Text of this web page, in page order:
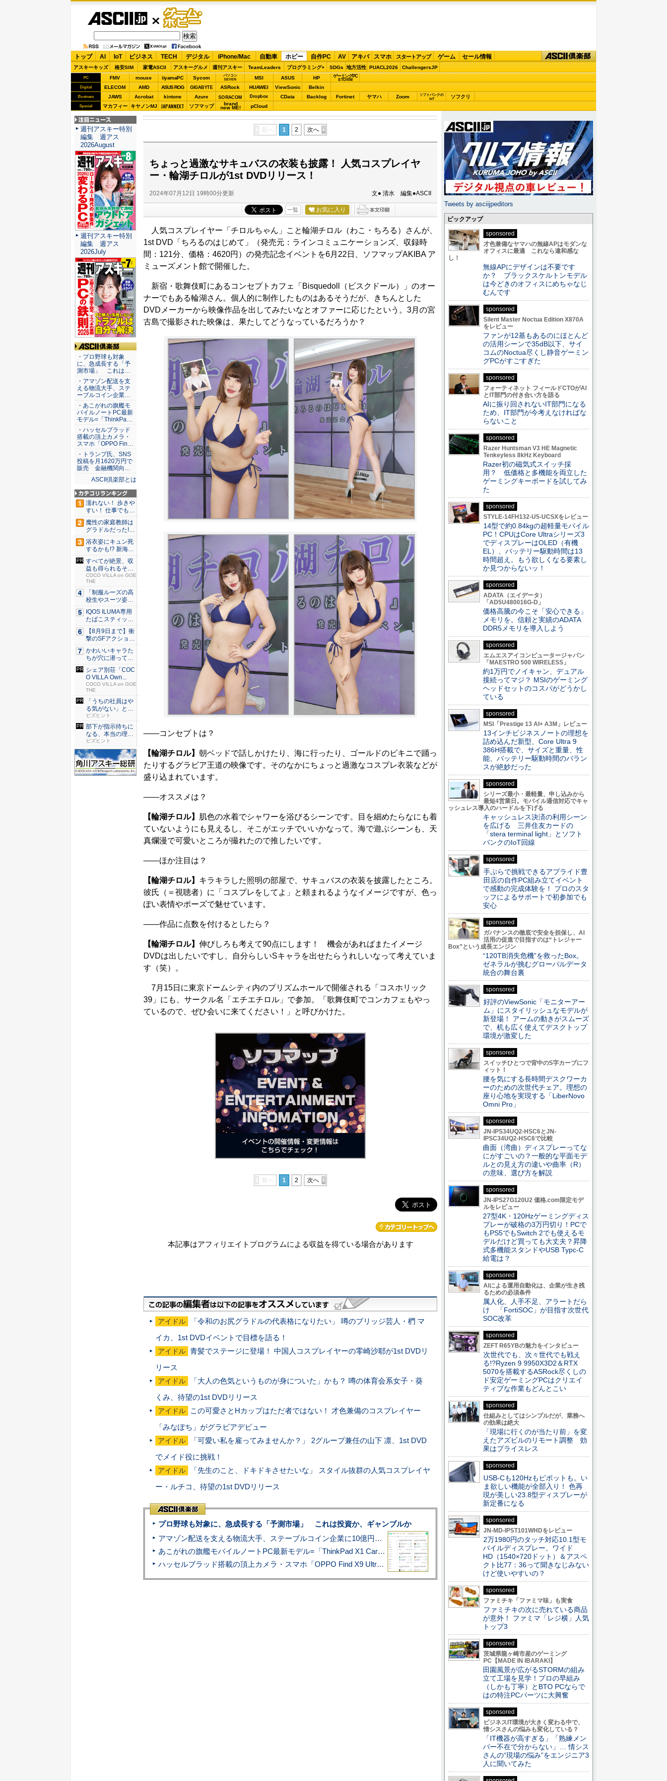
ゲーム・
ホビー
トップ AI IoT ビジネス TECH デジタル iPhone/Mac 自動車 ホビー 自作PC AV アキバ スマホ スタートアップ ゲーム セール情報
アスキーキッズ 格安SIM 家電ASCII アスキーグルメ 週刊アスキー TeamLeaders プログラミング+ SDGs 地方活性 PUACL2026 ChallengersJP
PC FMV mouse iiyamaPC Sycom
パソコン
SEVEN
MSI ASUS HP ゲーミングPC
STORM
Digital ELECOM AMD ASUS ROG GIGABYTE ASRock HUAWEI ViewSonic Belkin
Business JAWS Acrobat kintone Azure SORACOM Dropbox CData Backlog Fortinet ヤマハ Zoom
ソフトバンクの
IoT
ソフクリ
Special マカフィー キヤノンMJ JAPANNEXT ソフマップ brand
new ME! pCloud
前へ 1 2 次へ
ちょっと過激なサキュバスの衣装も披露！ 人気コスプレイヤ
ー・輪湖チロルが1st DVDリリース！
2024年07月12日 19時00分更新 文● 清水 編集●ASCII
一覧 お気に入り
人気コスプレイヤー「チロルちゃん」こと輪湖チロル（わこ・ちろる）さんが、
1st DVD「ちろるのはじめて」（発売元：ラインコミュニケーションズ、収録時
間：121分、価格：4620円）の発売記念イベントを6月22日、ソフマップAKIBA ア
ミューズメント館で開催した。
新宿・歌舞伎町にあるコンセプトカフェ「Bisquedoll（ビスクドール）」のオー
ナーでもある輪湖さん。個人的に制作したものはあるそうだが、きちんとした
DVDメーカーから映像作品を出してみたいなとオファーに応じたという。3月の宮
古島で撮影された映像は、果たしてどうなっているだろうか？
――コンセプトは？
【輪湖チロル】 朝ベッドで話しかけたり、海に行ったり、ゴールドのビキニで踊っ
たりするグラビア王道の映像です。そのなかにちょっと過激なコスプレ衣装などが
盛り込まれています。
――オススメは？
【輪湖チロル】 肌色の水着でシャワーを浴びるシーンです。目を細めたらなにも着
ていないようにも見えるし、そこがエッチでいいかなって。海で遊ぶシーンも、天
真爛漫で可愛いところが撮れたので推したいです。
――ほか注目は？
【輪湖チロル】 キラキラした照明の部屋で、サキュバスの衣装を披露したところ。
彼氏（＝視聴者）に「コスプレをしてよ」と頼まれるようなイメージですが、色っ
ぽい表情やポーズで魅せています。
――作品に点数を付けるとしたら？
【輪湖チロル】 伸びしろも考えて90点にします！ 機会があればまたイメージ
DVDは出したいですし、自分らしいSキャラを出せたらうれしいなって考えていま
す（笑）。
7月15日に東京ドームシティ内のプリズムホールで開催される「コスホリック
39」にも、サークル名「エチエチロル」で参加。「歌舞伎町でコンカフェもやっ
ているので、ぜひ会いに来てください！」と呼びかけた。
前へ 1 2 次へ
本記事はアフィリエイトプログラムによる収益を得ている場合があります
アイドル
「令和のお尻グラドルの代表格になりたい」 噂のブリッジ芸人・椚 マ
イカ、1st DVDイベントで目標を語る！
アイドル 青髪でステージに登場！ 中国人コスプレイヤーの零崎沙耶が1st DVDリ
リース
アイドル
「大人の色気というものが身についた」かも？ 噂の体育会系女子・葵
くみ、待望の1st DVDリリース
アイドル
この可愛さとHカップはただ者ではない！ 才色兼備のコスプレイヤー
「みなぽち」がグラビアデビュー
アイドル
「可愛い私を雇ってみませんか？」 2グループ兼任の山下 凛、1st DVD
でメイド役に挑戦！
アイドル
「先生のこと、ドキドキさせたいな」 スタイル抜群の人気コスプレイヤ
ー・ルチコ、待望の1st DVDリリース
プロ野球も対象に、急成長する「予測市場」 これは投資か、ギャンブルか
アマゾン配送を支える物流大手、ステーブルコイン企業に10億円投資のワケ
あこがれの旗艦モバイルノートPC最新モデル=「ThinkPad X1 Carbon Gen 14 Aura Edition」実機レビュー
ハッセルブラッド搭載の頂上カメラ・スマホ「OPPO Find X9 Ultra」実写レビュー=プロが本気で徹底撮影しました!!
注目ニュース
週刊アスキー特別
編集 週アス
2026August
週刊アスキー特別
編集 週アス
2026July
ASCII倶楽部
・プロ野球も対象
に、急成長する「予
測市場」 これは…
・アマゾン配送を支
える物流大手、ステ
ーブルコイン企業…
・あこがれの旗艦モ
バイルノートPC最新
モデル=「ThinkPa…
・ハッセルブラッド
搭載の頂上カメラ・
スマホ「OPPO Fin…
・トランプ氏、SNS
投稿を月1620万円で
販売 金融機関向…
ASCII倶楽部とは
濡れない！ 歩きや
すい！ 仕事でも履
ける...
魔性の家庭教師は
グラドルだった!?
村雨...
浴衣姿にキュン死
するかも!? 新海ま
きが...
すべてが絶景、収
益も得られるその
仕組みと...
COCO VILLA on GOE
THE
「制服ルーズの高
校生やスーツ姿の
OLを演...
IQOS ILUMA専用
たばこスティッ
ク...
【8月9日まで】衝
撃のSFアクション
『G...
かわいいキャラた
ちが穴に潜ってひ
どい目に...
シェア別荘「COC
O VILLA Own...
COCO VILLA on GOE
THE
「うちの社員はや
る気がない」と嘆
くリーダ...
ビズヒント
部下が指示待ちに
なる、本当の理
由。23年...
ビズヒント
Tweets by asciijpeditors
ピックアップ
sponsored
才色兼備なヤマハの無線APはモダンな
オフィスに最適 これなら違和感な
し！
無線APにデザインは不要です
か？ ブラックスケルトンモデル
は今どきのオフィスにめちゃなじ
むんです
sponsored
Silent Master Noctua Edition X870A
をレビュー
ファンが12基もあるのにほとんど
の活用シーンで35dB以下、サイ
コムのNoctua尽くし静音ゲーミン
グPCがすごすぎた
sponsored
フォーティネット フィールドCTOがAI
とIT部門の付き合い方を語る
AIに振り回されないIT部門になる
ため、IT部門が今考えなければな
らないこと
sponsored
Razer Huntsman V3 HE Magnetic
Tenkeyless 8kHz Keyboard
Razer初の磁気式スイッチ採
用？ 低価格と多機能を両立した
ゲーミングキーボードを試してみ
た
sponsored
STYLE-14FH132-U5-UCSXをレビュー
14型で約0.84kgの超軽量モバイル
PC！CPUはCore Ultraシリーズ3
でディスプレーはOLED（有機
EL）、バッテリー駆動時間は13
時間超え。もう欲しくなる要素し
か見つからないッ！
sponsored
ADATA（エイデータ）
「AD5U480016G-D」
価格高騰の今こそ「安心できる」
メモリを。信頼と実績のADATA
DDR5メモリを導入しよう
sponsored
エムエスアイコンピュータージャパン
「MAESTRO 500 WIRELESS」
約1万円でノイキャン、デュアル
接続ってマジ？ MSIのゲーミング
ヘッドセットのコスパがどうかし
ている
sponsored
MSI「Prestige 13 AI+ A3M」レビュー
13インチビジネスノートの理想を
詰め込んだ新型、Core Ultra 9
386H搭載で、サイズと重量、性
能、バッテリー駆動時間のバラン
スが絶妙だった
sponsored
シリーズ最小・最軽量、申し込みから
最短4営業日。モバイル通信対応でキャ
ッシュレス導入のハードルを下げる
キャッシュレス決済の利用シーン
を広げる 三井住友カードの
「stera terminal light」とソフト
バンクのIoT回線
sponsored
手ぶらで挑戦できるアプライド豊
田店の自作PC組み立てイベント
で感動の完成体験を！ プロのスタ
ッフによるサポートで初参加でも
安心
sponsored
ガバナンスの徹底で安全を担保し、AI
活用の促進で目指すのは“トレジャー
Box”という成長エンジン
“120TB消失危機”を救ったBox。
ゼネラルが挑むグローバルデータ
統合の舞台裏
sponsored
好評のViewSonic「モニターアー
ム」にスタイリッシュなモデルが
新登場！ アームの動きがスムーズ
で、机も広く使えてデスクトップ
環境が激変した
sponsored
スイッチひとつで背中のS字カーブにフ
ィット！
腰を気にする長時間デスクワーカ
ーのための次世代チェア。理想の
座り心地を実現する「LiberNovo
Omni Pro」
sponsored
JN-IPS34UQ2-HSC6とJN-
IPSC34UQ2-HSC6で比較
曲面（湾曲）ディスプレーってな
にがすごいの？一般的な平面モデ
ルとの見え方の違いや曲率（R）
の意味、選び方を解説
sponsored
JN-IPS27G120U2 価格.com限定モデ
ルをレビュー
27型4K・120Hzゲーミングディス
プレーが破格の3万円切り！PCで
もPS5でもSwitch 2でも使えるモ
デルだけど買っても大丈夫？昇降
式多機能スタンドやUSB Typc-C
給電は？
sponsored
AIによる運用自動化は、企業が生き残
るための必須条件
属人化、人手不足、アラートだら
け 「FortiSOC」が目指す次世代
SOC改革
sponsored
ZEFT R65YBの魅力をインタビュー
次世代でも、次々世代でも戦え
る!?Ryzen 9 9950X3D2＆RTX
5070を搭載するASRock尽くしの
ド安定ゲーミングPCはクリエイ
ティブな作業もどんとこい
sponsored
仕組みとしてはシンプルだが、業務へ
の効果は絶大
「現場に行くのが当たり前」を変
えたアズビルのリモート調整 効
果はプライスレス
sponsored
USB-Cも120Hzもピボットも。い
ま欲しい機能が全部入り！ 色再
現が美しい23.8型ディスプレーが
新定番になる
sponsored
JN-MD-IPST101WHDをレビュー
2万1980円のタッチ対応10.1型モ
バイルディスプレー、ワイド
HD（1540×720ドット）＆アスペ
クト比77：36って聞きなじみない
けど使いやすいの？
sponsored
ファミチキ「ファミマ味」も実食
ファミチキの次に売れている商品
が意外！ ファミマ「レジ横」人気
トップ3
sponsored
茨城県龍ヶ崎市産のゲーミング
PC【MADE IN IBARAKI】
田園風景が広がるSTORMの組み
立て工場を見学！プロの早組み
（しかも丁寧）とBTO PCならで
はの特注PCパーツに大興奮
sponsored
ビジネスIT環境が大きく変わる中で、
情シスさんの悩みも変化している？
「IT機器が高すぎる」「熟練メン
バー不在で分からない」… 情シス
さんの“現場の悩み”をエンジニア3
人に聞いてみた